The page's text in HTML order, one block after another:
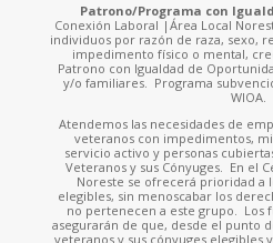
Patrono/Programa con
Conexión Laboral |Área Local
individuos por razón de raza, sexo,
impedimento físico o mental,
Patrono con Igualdad de
y/o familiares. Programa
WIOA.
Atendemos las necesidades de
veteranos con impedimentos,
servicio activo y personas
Veteranos y sus Cónyuges. En el
Noreste se ofrecerá prioridad a
elegibles, sin menoscabar los
no pertenecen a este grupo. Los
asegurarán de que, desde el punto
veteranos y sus cónyuges elegibles